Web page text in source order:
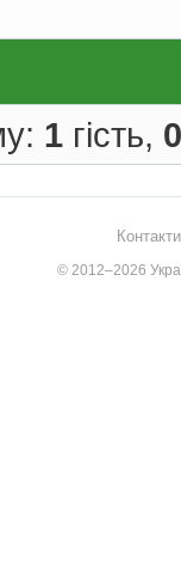
1 гість, 0
© 2012–2026